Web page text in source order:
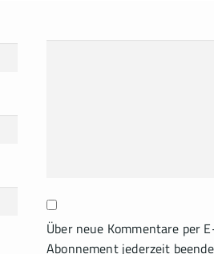
Über neue Kommentare per
Abonnement jederzeit